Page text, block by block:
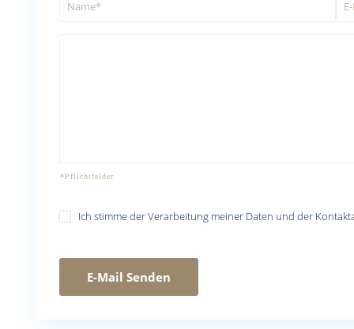
Ich stimme der Verarbeitung meiner Daten und der